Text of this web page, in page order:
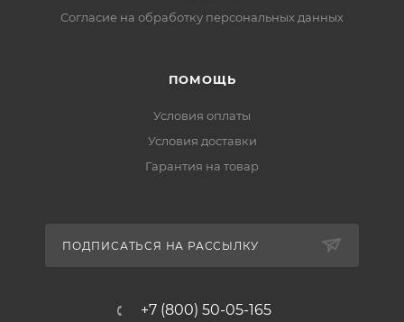
Cогласие на обработку персональных данных
ПОМОЩЬ
Условия оплаты
Условия доставки
Гарантия на товар
ПОДПИСАТЬСЯ НА РАССЫЛКУ
+7 (800) 50-05-165